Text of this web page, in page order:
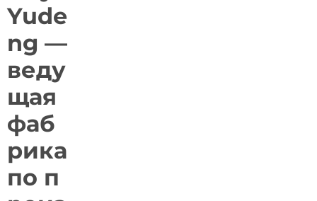
Yude
ng —
веду
щая
фаб
рика
по п